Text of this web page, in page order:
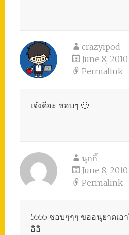
crazyipod
June 8,
Permalink
เจ๋งดีอะ ชอบๆ 🙂
นุกกี้
June 8,
Permalink
5555 ชอบๆๆๆ ขออนุยาดเ
อิอิ